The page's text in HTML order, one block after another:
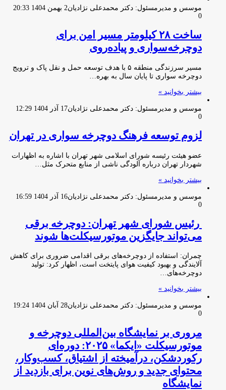
موسس و مدیرمسئول: دکتر محمدعلی نژادیان2 بهمن 1404 20:33
0
ساخت ۲۸ کیلومتر مسیر امن برای
دوچرخه‌سواری و پیاده‌روی
مسیر سرزندگی منطقه ۵ با هدف توسعه حمل و نقل پاک و ترویج
دوچرخه سواری تا پایان سال به بهره…
بیشتر بخوانید »
موسس و مدیرمسئول: دکتر محمدعلی نژادیان17 آذر 1404 12:29
0
لزوم توسعه فرهنگ دوچرخه سواری در تهران
عضو هیئت رئیسه شورای اسلامی شهر تهران با اشاره به اظهارات
شهردار تهران درباره آلودگی ناشی از منابع متحرک مثل…
بیشتر بخوانید »
موسس و مدیرمسئول: دکتر محمدعلی نژادیان16 آذر 1404 16:59
0
رئیس شورای شهر تهران: دوچرخه برقی
می‌تواند جایگزین موتورسیکلت‌ها شوند
چمران: استفاده از دوچرخه‌های برقی اقدامی ضروری برای کاهش
آلایندگی و بهبود کیفیت هوای پایتخت است، اظهار کرد: تولید
دوچرخه‌های…
بیشتر بخوانید »
موسس و مدیرمسئول: دکتر محمدعلی نژادیان28 آبان 1404 19:24
0
مروری بر نمایشگاه بین‌المللی دوچرخه و
موتورسیکلت «ایکما» ۲۰۲۵: دوره‌ای
رکوردشکن، درآمیخته از اشتیاق، کسب‌و‌کار،
محتوای جدید و روش‌های نوین برای بازدید از
نمایشگاه